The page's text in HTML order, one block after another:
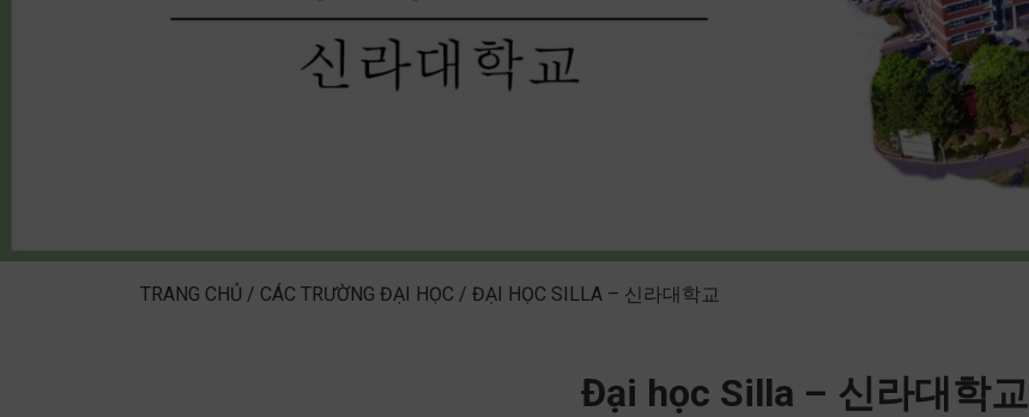
TRANG CHỦ / CÁC TRƯỜNG ĐẠI HỌC / ĐẠI HỌC SILLA – 신라대학교
Đại học Silla – 신라대학교